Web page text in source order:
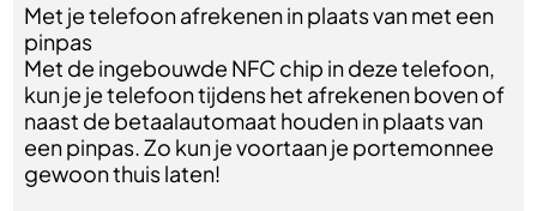
Met je telefoon afrekenen in plaats van met een
pinpas
Met de ingebouwde NFC chip in deze telefoon,
kun je je telefoon tijdens het afrekenen boven of
naast de betaalautomaat houden in plaats van
een pinpas. Zo kun je voortaan je portemonnee
gewoon thuis laten!